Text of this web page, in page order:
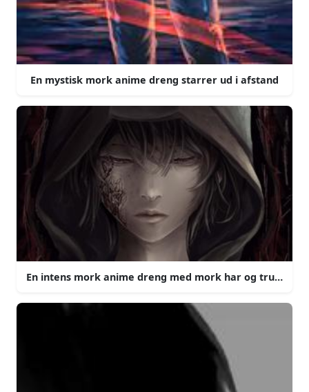
En mystisk mork anime dreng starrer ud i afstand
En intens mork anime dreng med mork har og truende